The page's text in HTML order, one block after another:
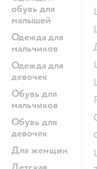
обувь для
малышей
Одежда для
мальчиков
Одежда для
девочек
Обувь для
мальчиков
Обувь для
девочек
Для женщин